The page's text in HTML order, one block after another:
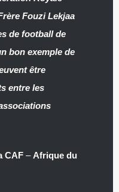
Fouzi Lekjaa
de football de
bon exemple de
être
entre les
CAF–Afrique du